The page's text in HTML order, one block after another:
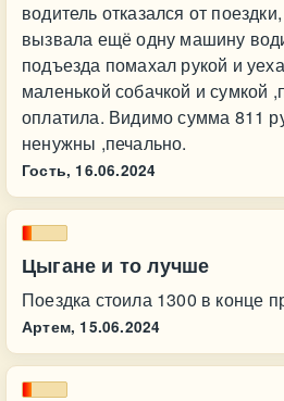
водитель отказался от
вызвала ещё одну машину
подъезда помахал рукой и
маленькой собачкой и сумкой
оплатила. Видимо сумма 811
ненужны ,печально.
Гость, 16.06.2024
Цыгане и то лучше
Поездка стоила 1300 в конце
Артем, 15.06.2024